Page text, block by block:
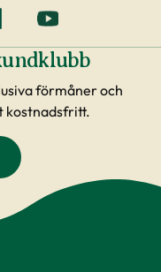
förmåner och
kostnadsfritt.